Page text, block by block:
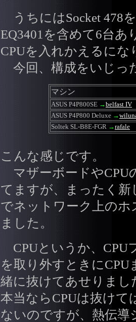
うちにはSocket 478
EQ3401を含めて6台
CPUを入れかえるにな
今回、構成をいじっ
マシン
ASUS P4P800SE →belfast IV
ASUS P4P800 Deluxe →
Soltek SL-B8E-FGR →rafale
こんな感じです。
マザーボードやCPU
てますが、まったく新
でネットワーク上のホ
ました。
CPUというか、CPU
を取り外すときにCPU
緒に抜けてあせりまし
本当ならCPUは抜けて
ないのですが、熱伝導